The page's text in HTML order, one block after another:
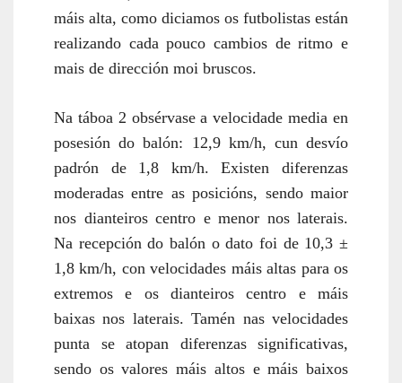
máis alta, como diciamos os futbolistas están
realizando cada pouco cambios de ritmo e
mais de dirección moi bruscos.
Na táboa 2 obsérvase a velocidade media en
posesión do balón: 12,9 km/h, cun desvío
padrón de 1,8 km/h. Existen diferenzas
moderadas entre as posicións, sendo maior
nos dianteiros centro e menor nos laterais.
Na recepción do balón o dato foi de 10,3 ±
1,8 km/h, con velocidades máis altas para os
extremos e os dianteiros centro e máis
baixas nos laterais. Tamén nas velocidades
punta se atopan diferenzas significativas,
sendo os valores máis altos e máis baixos